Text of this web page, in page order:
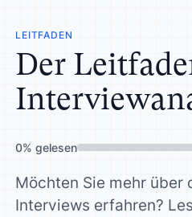
LEITFADEN
Der
0%gelesen
Möchten Sie mehr über
Interviews erfahren?